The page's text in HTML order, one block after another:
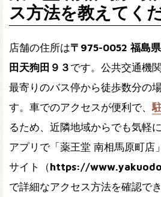
ス方法を教えてく
店舗の住所は〒975-0052 福島
田天狗田９３ です。公共交通機
最寄りのバス停から徒歩数分の
す。車でのアクセスが便利で、
るため、近隣地域からでも気軽
アプリで「薬王堂 南相馬原町店
サイト（https://
で詳細なアクセス方法を確認でき